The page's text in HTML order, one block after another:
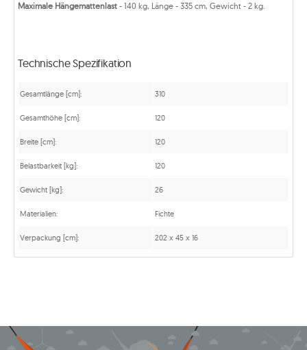
Maximale Hängemattenlast - 140 kg, Länge - 335 cm, Gewicht - 2 kg.
Technische Spezifikation
Gesamtlänge [cm]: 310
Gesamthöhe [cm]: 120
Breite [cm]: 120
Belastbarkeit [kg]: 120
Gewicht [kg]: 26
Materialien: Fichte
Verpackung [cm]: 202 x 45 x 16